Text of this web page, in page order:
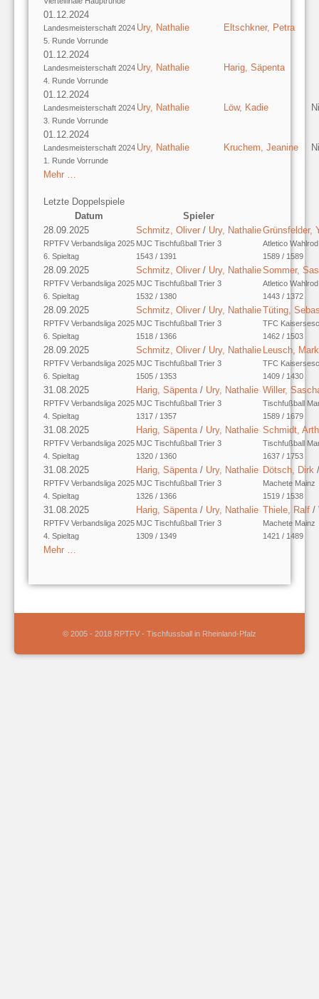
01.12.2024
Landesmeisterschaft 2024
5. Runde Vorrunde
Ury, Nathalie Eltschkner, Petra
01.12.2024
Landesmeisterschaft 2024
4. Runde Vorrunde
Ury, Nathalie Harig, Säpenta
01.12.2024
Landesmeisterschaft 2024
3. Runde Vorrunde
Ury, Nathalie Löw, Kadie
01.12.2024
Landesmeisterschaft 2024
1. Runde Vorrunde
Ury, Nathalie Kruchem, Jeanine
Mehr …
Letzte Doppelspiele
Datum
Spieler
28.09.2025
RPTFV Verbandsliga 2025
6. Spieltag
Schmitz, Oliver / Ury, Nathalie
MJC Tischfußball Trier 3
1543 / 1391
Grünsfelder,
Atletico
1589 / 1589
28.09.2025
RPTFV Verbandsliga 2025
6. Spieltag
Schmitz, Oliver / Ury, Nathalie
MJC Tischfußball Trier 3
1532 / 1380
Sommer,
Atletico
1443 / 1372
28.09.2025
RPTFV Verbandsliga 2025
6. Spieltag
Schmitz, Oliver / Ury, Nathalie
MJC Tischfußball Trier 3
1518 / 1366
Tüting,
TFC
1462 / 1503
28.09.2025
RPTFV Verbandsliga 2025
6. Spieltag
Schmitz, Oliver / Ury, Nathalie
MJC Tischfußball Trier 3
1505 / 1353
Leusch,
TFC
1409 / 1430
31.08.2025
RPTFV Verbandsliga 2025
4. Spieltag
Harig, Säpenta / Ury, Nathalie
MJC Tischfußball Trier 3
1317 / 1357
Willer,
Tischfußball
1589 / 1679
31.08.2025
RPTFV Verbandsliga 2025
4. Spieltag
Harig, Säpenta / Ury, Nathalie
MJC Tischfußball Trier 3
1320 / 1360
Schmidt,
Tischfußball
1637 / 1753
31.08.2025
RPTFV Verbandsliga 2025
4. Spieltag
Harig, Säpenta / Ury, Nathalie
MJC Tischfußball Trier 3
1326 / 1366
Dötsch, Dirk
Machete Mainz
1519 / 1538
31.08.2025
RPTFV Verbandsliga 2025
4. Spieltag
Harig, Säpenta / Ury, Nathalie
MJC Tischfußball Trier 3
1309 / 1349
Thiele, Ralf /
Machete Mainz
1421 / 1489
Mehr …
© 2005 - 2018 RPTFV - Tischfussball in Rheinland-Pfalz